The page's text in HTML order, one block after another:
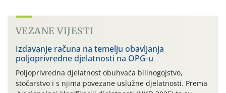
VEZANE VIJESTI
Izdavanje računa na temelju obavljanja
poljoprivredne djelatnosti na OPG-u
Poljoprivredna djelatnost obuhvaća bilinogojstvo,
stočarstvo i s njima povezane uslužne djelatnosti. Prema